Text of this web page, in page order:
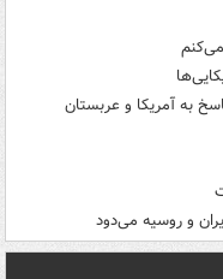
به آمریکا و عربستان
و روسیه می‌دود